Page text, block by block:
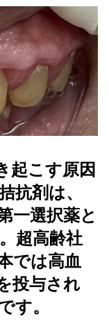
起こす原因
剤は、
一選択薬と
超高齢社
では高血
投与され
。